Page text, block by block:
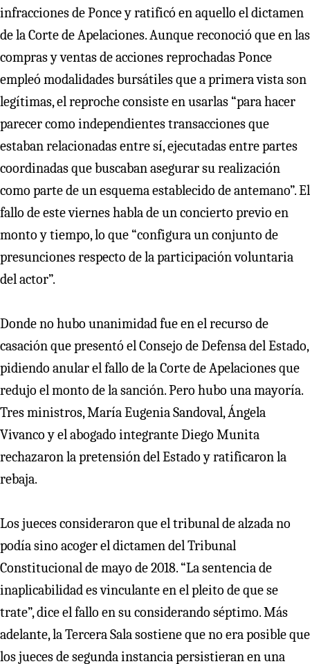
infracciones de Ponce y ratificó en aquello el dictamen
de la Corte de Apelaciones. Aunque reconoció que en las
compras y ventas de acciones reprochadas Ponce
empleó modalidades bursátiles que a primera vista son
legítimas, el reproche consiste en usarlas “para hacer
parecer como independientes transacciones que
estaban relacionadas entre sí, ejecutadas entre partes
coordinadas que buscaban asegurar su realización
como parte de un esquema establecido de antemano”. El
fallo de este viernes habla de un concierto previo en
monto y tiempo, lo que “configura un conjunto de
presunciones respecto de la participación voluntaria
del actor”.
Donde no hubo unanimidad fue en el recurso de
casación que presentó el Consejo de Defensa del Estado,
pidiendo anular el fallo de la Corte de Apelaciones que
redujo el monto de la sanción. Pero hubo una mayoría.
Tres ministros, María Eugenia Sandoval, Ángela
Vivanco y el abogado integrante Diego Munita
rechazaron la pretensión del Estado y ratificaron la
rebaja.
Los jueces consideraron que el tribunal de alzada no
podía sino acoger el dictamen del Tribunal
Constitucional de mayo de 2018. “La sentencia de
inaplicabilidad es vinculante en el pleito de que se
trate”, dice el fallo en su considerando séptimo. Más
adelante, la Tercera Sala sostiene que no era posible que
los jueces de segunda instancia persistieran en una